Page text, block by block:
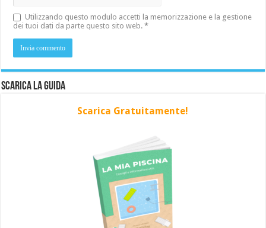
Utilizzando questo modulo accetti la memorizzazione e la gestione
dei tuoi dati da parte questo sito web.*
Scarica la Guida
Scarica Gratuitamente!